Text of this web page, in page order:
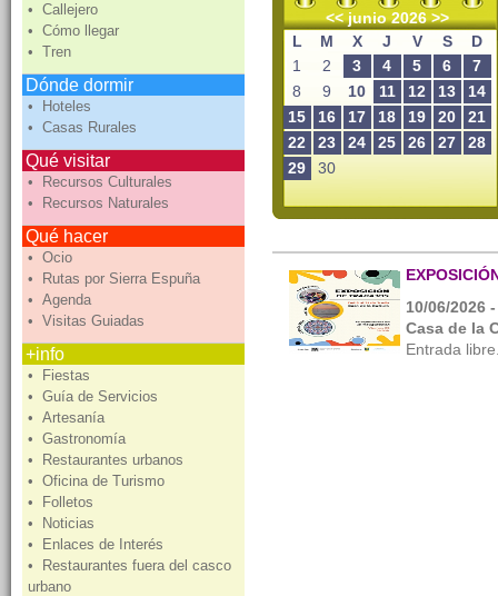
• Callejero
• Cómo llegar
• Tren
Dónde dormir
• Hoteles
• Casas Rurales
Qué visitar
• Recursos Culturales
• Recursos Naturales
Qué hacer
• Ocio
• Rutas por Sierra Espuña
• Agenda
• Visitas Guiadas
+info
• Fiestas
• Guía de Servicios
• Artesanía
• Gastronomía
• Restaurantes urbanos
• Oficina de Turismo
• Folletos
• Noticias
• Enlaces de Interés
• Restaurantes fuera del casco
urbano
<< junio 2026 >>
L
M X J V S
D
1
2 3 4 5 6
7
8
9 10 11 12 13
14
15
16 17 18 19 20
21
22
23 24 25 26 27
28
29
30
10/06/2026
Casa de la
Entrada